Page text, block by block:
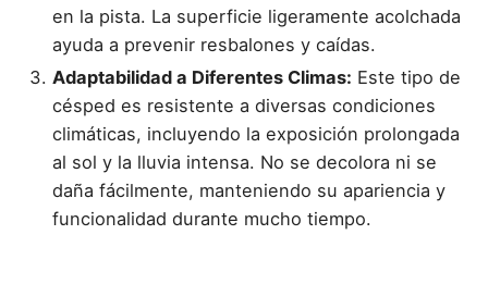
en la pista. La superficie ligeramente acolchada
ayuda a prevenir resbalones y caídas.
Adaptabilidad a Diferentes Climas: Este tipo de
césped es resistente a diversas condiciones
climáticas, incluyendo la exposición prolongada
al sol y la lluvia intensa. No se decolora ni se
daña fácilmente, manteniendo su apariencia y
funcionalidad durante mucho tiempo.